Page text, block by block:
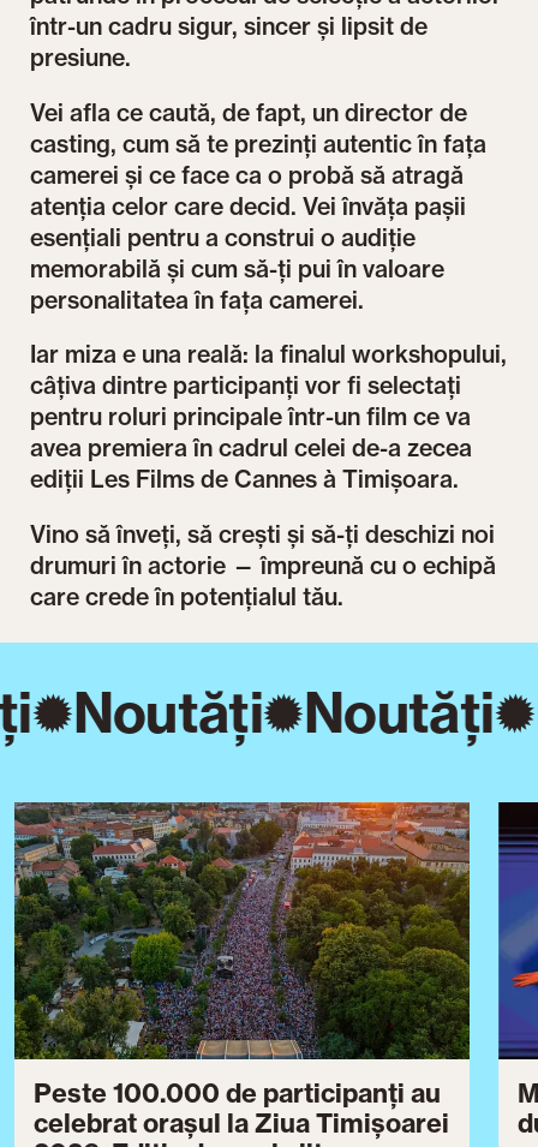
într-un cadru sigur, sincer și lipsit de
presiune.
Vei afla ce caută, de fapt, un director de
casting, cum să te prezinți autentic în fața
camerei și ce face ca o probă să atragă
atenția celor care decid. Vei învăța pașii
esențiali pentru a construi o audiție
memorabilă și cum să-ți pui în valoare
personalitatea în fața camerei.
Iar miza e una reală: la finalul workshopului,
câțiva dintre participanți vor fi selectați
pentru roluri principale într-un film ce va
avea premiera în cadrul celei de-a zecea
ediții Les Films de Cannes à Timișoara.
Vino să înveți, să crești și să-ți deschizi noi
drumuri în actorie — împreună cu o echipă
care crede în potențialul tău.
Noutăți Noutăți
Peste 100.000 de participanți au
celebrat orașul la Ziua Timișoarei